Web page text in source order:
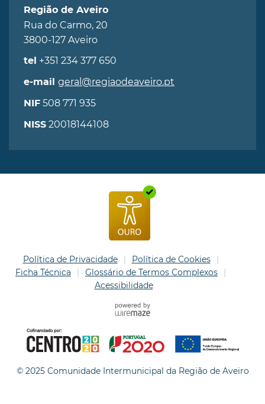
Região de Aveiro
Rua do Carmo, 20
3800-127 Aveiro
tel +351 234 377 650
e-mail geral@regiaodeaveiro.pt
NIF 508 771 935
NISS 20018144108
Política de Privacidade
Política de Cookies
Ficha Técnica
Glossário de Termos Complexos
Acessibilidade
© 2025 Comunidade Intermunicipal da Região de Aveiro